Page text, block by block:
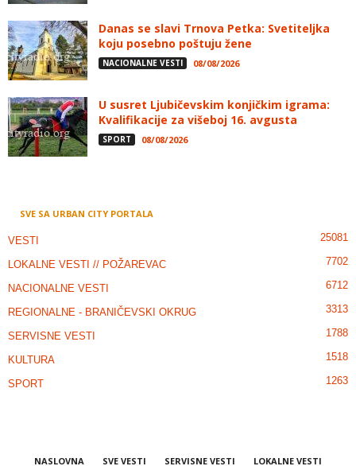
Danas se slavi Trnova Petka: Svetiteljka
koju posebno poštuju žene
NACIONALNE VESTI 08/08/2026
U susret Ljubičevskim konjičkim igrama:
Kvalifikacije za višeboj 16. avgusta
SPORT 08/08/2026
SVE SA URBAN CITY PORTALA
VESTI 25081
LOKALNE VESTI // POŽAREVAC 7702
NACIONALNE VESTI 6712
REGIONALNE - BRANIČEVSKI OKRUG 3313
SERVISNE VESTI 1788
KULTURA 1518
SPORT 1263
NASLOVNA SVE VESTI SERVISNE VESTI LOKALNE VESTI